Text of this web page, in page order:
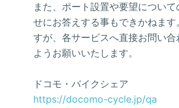
また、ポート設置や要望につい
せにお答えする事もできかねま
すが、各サービスへ直接お問い合
ようお願いいたします。
ドコモ・バイクシェア
https://docomo-cycle.jp/qa